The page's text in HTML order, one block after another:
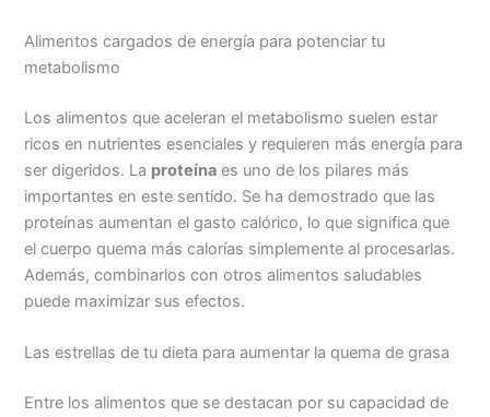
Alimentos cargados de energía para potenciar tu
metabolismo
Los alimentos que aceleran el metabolismo suelen estar
ricos en nutrientes esenciales y requieren más energía para
ser digeridos. La proteína es uno de los pilares más
importantes en este sentido. Se ha demostrado que las
proteínas aumentan el gasto calórico, lo que significa que
el cuerpo quema más calorías simplemente al procesarlas.
Además, combinarlos con otros alimentos saludables
puede maximizar sus efectos.
Las estrellas de tu dieta para aumentar la quema de grasa
Entre los alimentos que se destacan por su capacidad de